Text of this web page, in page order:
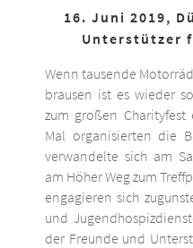
16. Juni 2019,
Unterstützer
Wenn tausende
brausen ist es wieder
zum großen Charityfest
Mal organisierten die
verwandelte sich am
am Höher Weg zum
engagieren sich
und
der Freunde und